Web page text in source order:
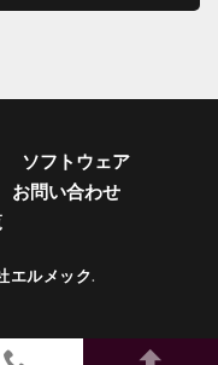
ソフトウェア
お問い合わせ
エルメック.